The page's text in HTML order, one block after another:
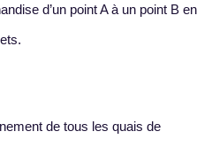
d’un point A à un point B en
de tous les quais de